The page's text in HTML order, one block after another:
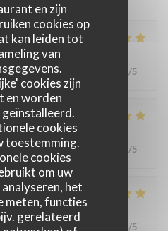
en zijn
cookies op
kan leiden tot
van
cookies zijn
en worden
cookies
toestemming.
cookies
om uw
het
meten, functies
gerelateerd
Keuken:5/5 Kwaliteit / Prijs /5
Keuken: 5/5 Kwaliteit / Prijs /5
Keuken 5/5 Kwaliteit / Prijs /5